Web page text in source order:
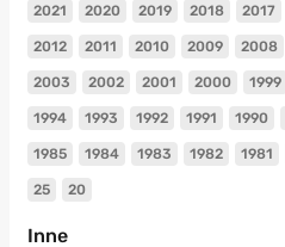
2021 2020 2019 2018 2017
2012 2011 2010 2009 2008
2003 2002 2001 2000 1999
1994 1993 1992 1991 1990
1985 1984 1983 1982 1981
25 20
Inne